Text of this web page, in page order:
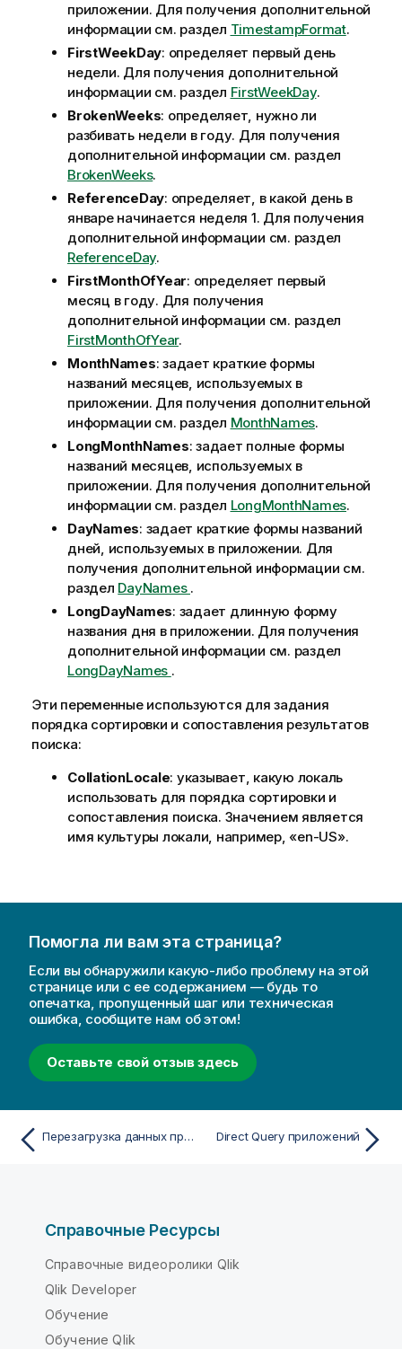
приложении. Для получения дополнительной
информации см. раздел TimestampFormat.
FirstWeekDay: определяет первый день
недели. Для получения дополнительной
информации см. раздел FirstWeekDay.
BrokenWeeks: определяет, нужно ли
разбивать недели в году. Для получения
дополнительной информации см. раздел
BrokenWeeks.
ReferenceDay: определяет, в какой день в
январе начинается неделя 1. Для получения
дополнительной информации см. раздел
ReferenceDay.
FirstMonthOfYear: определяет первый
месяц в году. Для получения
дополнительной информации см. раздел
FirstMonthOfYear.
MonthNames: задает краткие формы
названий месяцев, используемых в
приложении. Для получения дополнительной
информации см. раздел MonthNames.
LongMonthNames: задает полные формы
названий месяцев, используемых в
приложении. Для получения дополнительной
информации см. раздел LongMonthNames.
DayNames: задает краткие формы названий
дней, используемых в приложении. Для
получения дополнительной информации см.
раздел DayNames .
LongDayNames: задает длинную форму
названия дня в приложении. Для получения
дополнительной информации см. раздел
LongDayNames .
Эти переменные используются для задания
порядка сортировки и сопоставления результатов
поиска:
CollationLocale: указывает, какую локаль
использовать для порядка сортировки и
сопоставления поиска. Значением является
имя культуры локали, например, «en-US».
Помогла ли вам эта страница?
Если вы обнаружили какую-либо проблему на этой
странице или с ее содержанием — будь то
опечатка, пропущенный шаг или техническая
ошибка, сообщите нам об этом!
Оставьте свой отзыв здесь
Перезагрузка данных приложения Direct Query приложений
Справочные Ресурсы
Справочные видеоролики Qlik
Qlik Developer
Обучение
Обучение Qlik